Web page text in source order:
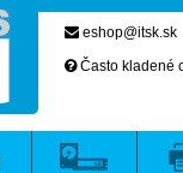
eshop@itsk.sk
Často kladené